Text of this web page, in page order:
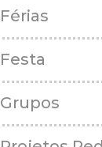
Férias
Festa
Grupos